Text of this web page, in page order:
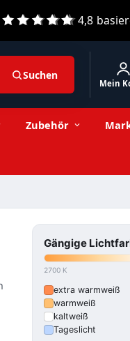
4,8
Suchen
Mein
Zubehör
Gängige
2700 K
extra warmweiß
warmweiß
kaltweiß
Tageslicht